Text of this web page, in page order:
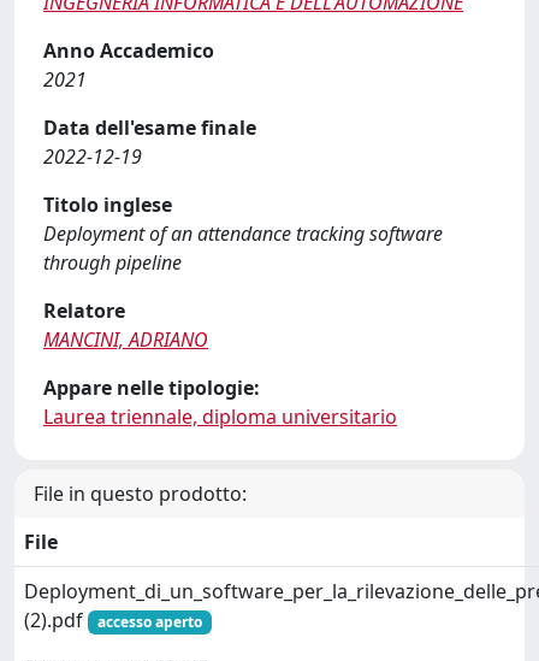
Anno Accademico
2021
Data dell'esame finale
2022-12-19
Titolo inglese
Deployment of an attendance tracking software
through pipeline
Relatore
MANCINI, ADRIANO
Appare nelle tipologie:
Laurea triennale, diploma universitario
File in questo prodotto:
File
(2).pdf
accesso aperto